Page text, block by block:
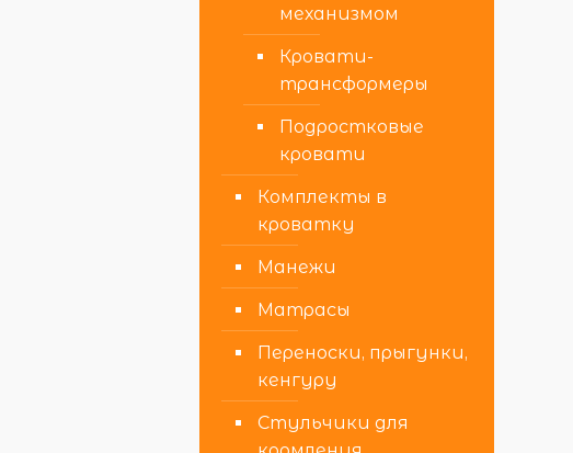
механизмом
Кровати-
трансформеры
Подростковые
кровати
Комплекты в
кроватку
Манежи
Матрасы
Переноски, прыгунки,
кенгуру
Стульчики для